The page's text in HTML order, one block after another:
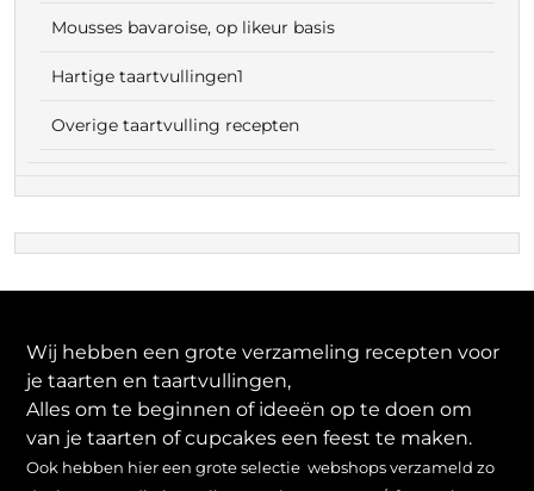
Mousses bavaroise, op likeur basis
Hartige taartvullingen1
Overige taartvulling recepten
Wij hebben een grote verzameling recepten voor
je taarten en taartvullingen,
Alles om te beginnen of ideeën op te doen om
van je taarten of cupcakes een feest te maken.
Ook hebben hier een grote selectie webshops verzameld zo